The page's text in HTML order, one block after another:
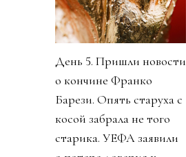
День 5. Пришли новости
о кончине Франко
Барези. Опять старуха с
косой забрала не того
старика. УЕФА заявили